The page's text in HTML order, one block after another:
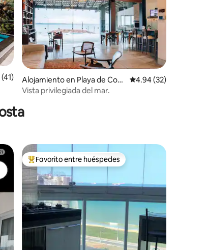
promedio: 4.85 de 5, 41 reseñas
Alojamiento en Playa de Cost
a
Calificación
4.94 (32)
Vista privilegiada del mar.
Favorito entre huéspedes preferido
Favorito entre huéspedes